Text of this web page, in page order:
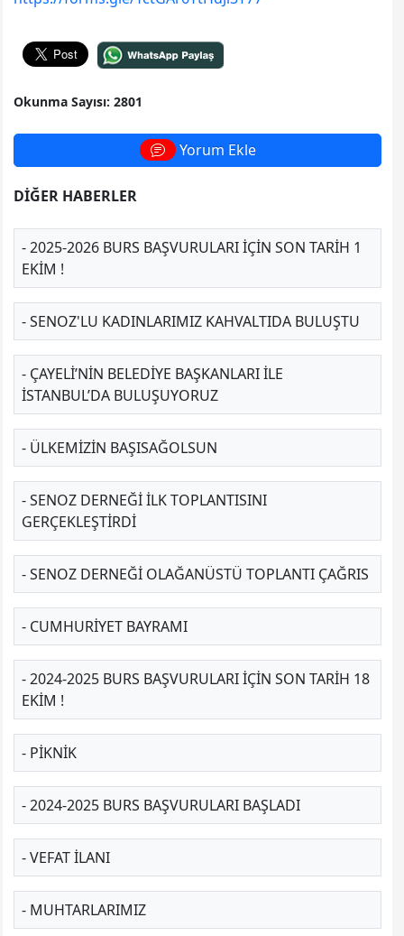
Okunma Sayısı: 2801
Yorum Ekle
DİĞER HABERLER
- 2025-2026 BURS BAŞVURULARI İÇİN SON TARİH 1
EKİM !
- SENOZ'LU KADINLARIMIZ KAHVALTIDA BULUŞTU
- ÇAYELİ’NİN BELEDİYE BAŞKANLARI İLE
İSTANBUL’DA BULUŞUYORUZ
- ÜLKEMIZIN BAŞISAĞOLSUN
- SENOZ DERNEĞI ILK TOPLANTISINI
GERÇEKLEŞTIRDI
- SENOZ DERNEĞİ OLAĞANÜSTÜ TOPLANTI ÇAĞRIS
- CUMHURIYET BAYRAMI
- 2024-2025 BURS BAŞVURULARI İÇİN SON TARİH 18
EKİM !
- PIKNIK
- 2024-2025 BURS BAŞVURULARI BAŞLADI
- VEFAT İLANI
- MUHTARLARIMIZ